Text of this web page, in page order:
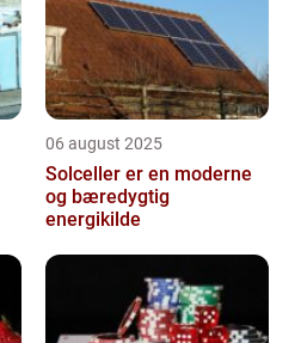
06 august 2025
Solceller er en moderne
og bæredygtig
energikilde